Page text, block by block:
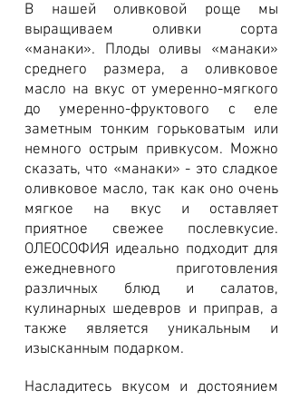
В нашей оливковой роще мы
выращиваем оливки сорта
«манаки». Плоды оливы «манаки»
среднего размера, а оливковое
масло на вкус от умеренно-мягкого
до умеренно-фруктового с еле
заметным тонким горьковатым или
немного острым привкусом. Можно
сказать, что «манаки» - это сладкое
оливковое масло, так как оно очень
мягкое на вкус и оставляет
приятное свежее послевкусие.
ОЛЕОСОФИЯ идеально подходит для
ежедневного приготовления
различных блюд и салатов,
кулинарных шедевров и приправ, а
также является уникальным и
изысканным подарком.
Насладитесь вкусом и достоянием